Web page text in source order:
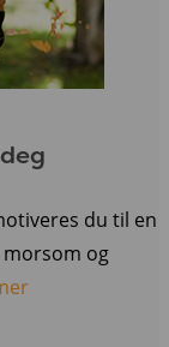
du til en
morsom og